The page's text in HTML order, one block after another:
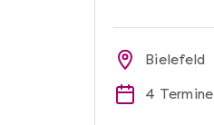
Bielefeld
4 Termine